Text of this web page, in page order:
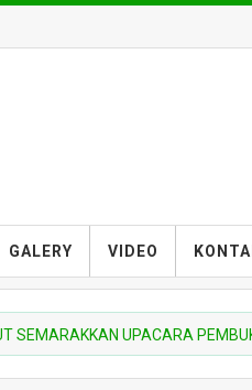
GALERY VIDEO
UPACARA PEMBUKAAN